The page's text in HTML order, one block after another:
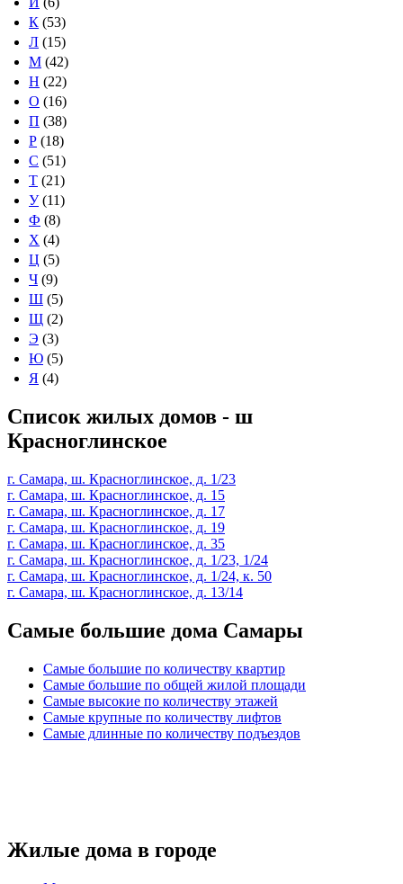
К (53)
Л (15)
М (42)
Н (22)
О (16)
П (38)
Р (18)
С (51)
Т (21)
У(11)
Ф (8)
Х (4)
Ц (5)
Ч (9)
Ш (5)
Щ (2)
Э (3)
Ю (5)
Я (4)
Список жилых домов - ш
Красноглинское
г. Самара, ш. Красноглинское, д. 1/23
г. Самара, ш. Красноглинское, д. 15
г. Самара, ш. Красноглинское, д. 17
г. Самара, ш. Красноглинское, д. 19
г. Самара, ш. Красноглинское, д. 35
г. Самара, ш. Красноглинское, д. 1/23, 1/24
г. Самара, ш. Красноглинское, д. 1/24, к. 50
г. Самара, ш. Красноглинское, д. 13/14
Самые большие дома Самары
Самые большие по количеству квартир
Самые большие по общей жилой площади
Самые высокие по количеству этажей
Самые крупные по количеству лифтов
Самые длинные по количеству подъездов
Жилые дома в городе